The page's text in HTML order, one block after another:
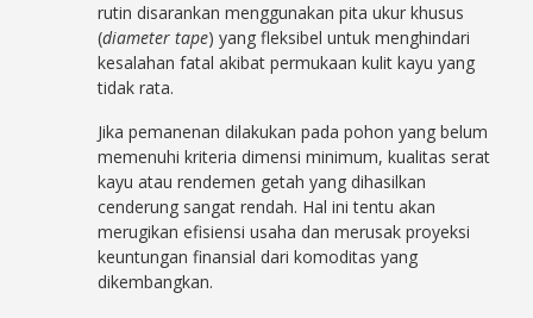
rutin disarankan menggunakan pita ukur khusus
(diameter tape) yang fleksibel untuk menghindari
kesalahan fatal akibat permukaan kulit kayu yang
tidak rata.
Jika pemanenan dilakukan pada pohon yang belum
memenuhi kriteria dimensi minimum, kualitas serat
kayu atau rendemen getah yang dihasilkan
cenderung sangat rendah. Hal ini tentu akan
merugikan efisiensi usaha dan merusak proyeksi
keuntungan finansial dari komoditas yang
dikembangkan.